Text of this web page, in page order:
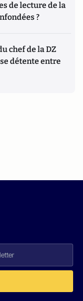
de lecture de la
?
chef de la DZ
détente entre